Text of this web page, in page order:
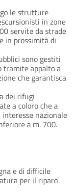
le strutture
in zone
servite da strade
in prossimità di
sono gestiti
tramite appalto a
che garantisca
dei rifugi
a coloro che a
nazionale
a m. 700.
e di difficile
per il riparo